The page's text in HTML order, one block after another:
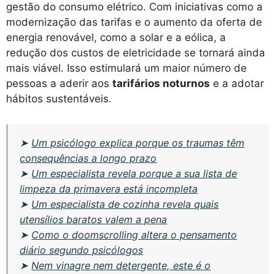
gestão do consumo elétrico. Com iniciativas como a
modernização das tarifas e o aumento da oferta de
energia renovável, como a solar e a eólica, a
redução dos custos de eletricidade se tornará ainda
mais viável. Isso estimulará um maior número de
pessoas a aderir aos tarifários noturnos e a adotar
hábitos sustentáveis.
➤ Um psicólogo explica porque os traumas têm
consequências a longo prazo
➤ Um especialista revela porque a sua lista de
limpeza da primavera está incompleta
➤ Um especialista de cozinha revela quais
utensílios baratos valem a pena
➤ Como o doomscrolling altera o pensamento
diário segundo psicólogos
➤Nem vinagre nem detergente, este é o